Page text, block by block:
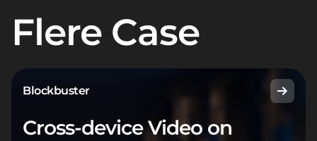
Flere Case
Blockbuster
Cross-device Video on